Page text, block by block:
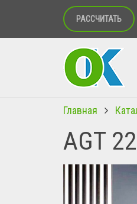
РАССЧИТАТЬ
Главная
AGT 22